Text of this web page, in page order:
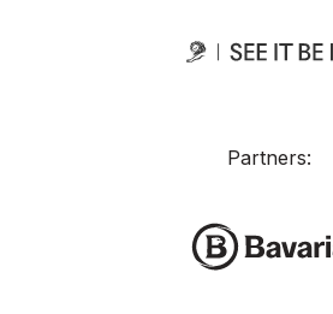
Partners: